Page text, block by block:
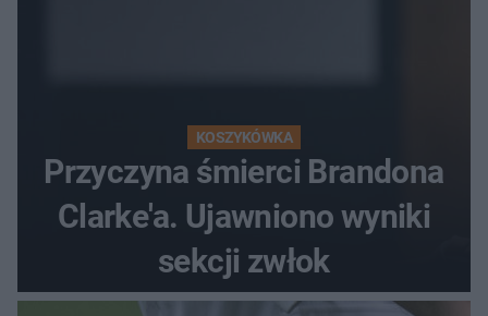
KOSZYKÓWKA
Przyczyna śmierci Brandona
Clarke'a. Ujawniono wyniki
sekcji zwłok